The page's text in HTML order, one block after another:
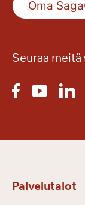
Oma
Seuraa meitä
Palvelutalot